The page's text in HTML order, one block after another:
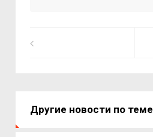
Другие новости по теме